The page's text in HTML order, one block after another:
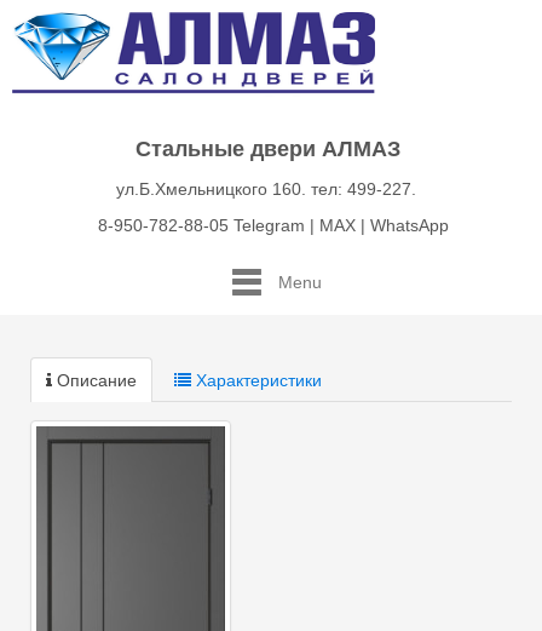
Стальные двери АЛМАЗ
ул.Б.Хмельницкого 160. тел: 499-227.
8-950-782-88-05 Telegram | MAX | WhatsApp
Menu
Описание Характеристики